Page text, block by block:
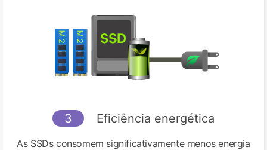
3 Eficiência energética
As SSDs consomem significativamente menos energia